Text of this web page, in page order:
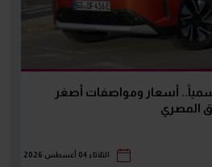
أسعار ومواصفات أصغر
الثلاثاء 04 أغسطس 2026